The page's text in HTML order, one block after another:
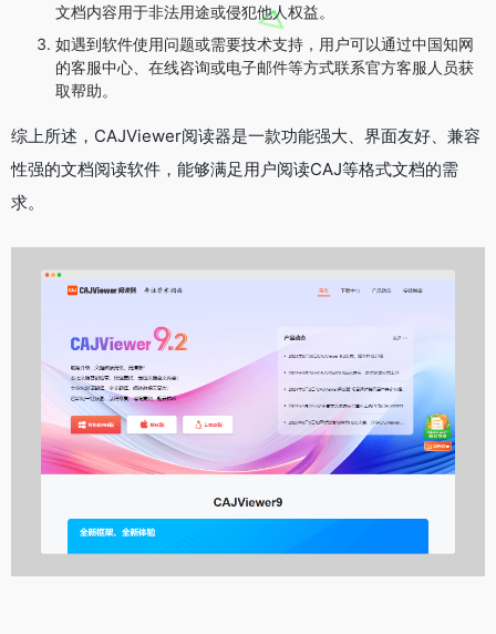
文档内容用于非法用途或侵犯他人权益。
如遇到软件使用问题或需要技术支持，用户可以通过中国知网
的客服中心、在线咨询或电子邮件等方式联系官方客服人员获
取帮助。
综上所述，CAJViewer阅读器是一款功能强大、界面友好、兼容
性强的文档阅读软件，能够满足用户阅读CAJ等格式文档的需
求。